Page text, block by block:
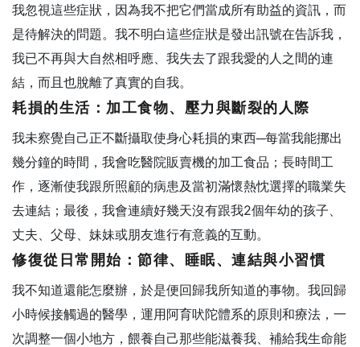
我忽視這些症狀，因為我不把它們當成所有助益的資訊，而
是待解決的問題。我不明白這些症狀是發出訊號在告訴我，
我已不再與大自然相呼應、我失去了跟我愛的人之間的連
結，而且也脫離了真實的自我。
耗損的生活：加工食物、壓力與斷裂的人際
我未察覺自己正不斷攝取使身心耗損的東西─每當我能挪出
幾分鐘的時間，我會吃醫院販賣機的加工食品；長時間工
作，逐漸使我跟所照顧的病患及當初滿懷熱忱選擇的職業失
去連結；最後，我會連續好幾天沒有跟我2個年幼的孩子、
丈夫、父母、妹妹或朋友進行有意義的互動。
修復從日常開始：節律、睡眠、連結與小習慣
我不知道還能怎麼辦，於是便回歸我所知道的事物。我回歸
小時候接觸過的醫學，運用阿育吠陀體系的原則和療法，一
次調整一個小地方，餵養自己那些能滋養我、補給我生命能